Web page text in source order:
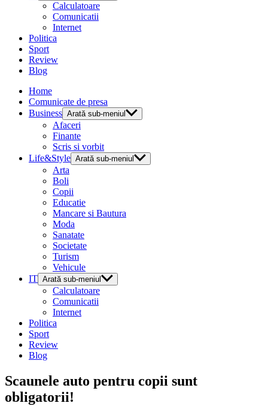
Calculatoare
Comunicatii
Internet
Politica
Sport
Review
Blog
Home
Comunicate de presa
Business Arată sub-meniul
Afaceri
Finante
Scris si vorbit
Life&Style Arată sub-meniul
Arta
Boli
Copii
Educatie
Mancare si Bautura
Moda
Sanatate
Societate
Turism
Vehicule
IT Arată sub-meniul
Calculatoare
Comunicatii
Internet
Politica
Sport
Review
Blog
Scaunele auto pentru copii sunt
obligatorii!